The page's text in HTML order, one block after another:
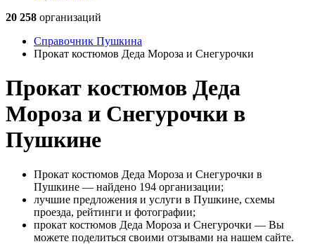
20 258 организаций
Справочник Пушкина
Прокат костюмов Деда Мороза и Снегурочки
Прокат костюмов Деда
Мороза и Снегурочки в
Пушкине
Прокат костюмов Деда Мороза и Снегурочки в
Пушкине — найдено 194 организации;
лучшие предложения и услуги в Пушкине, схемы
проезда, рейтинги и фотографии;
прокат костюмов Деда Мороза и Снегурочки — Вы
можете поделиться своими отзывами на нашем сайте.